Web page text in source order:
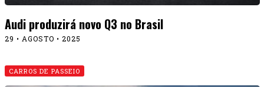
Institucional
Política de privacidade